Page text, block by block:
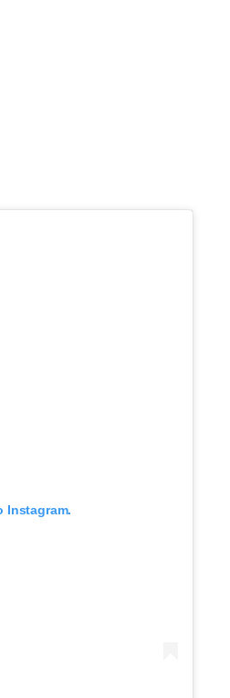
Instagram.